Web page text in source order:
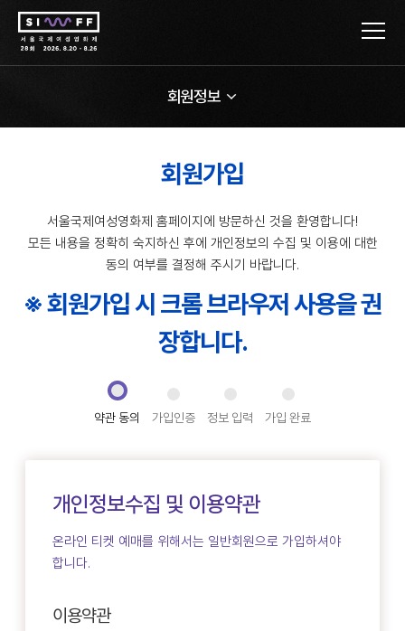
회원정보
회원가입
서울국제여성영화제 홈페이지에 방문하신 것을 환영합니다!
모든 내용을 정확히 숙지하신 후에 개인정보의 수집 및 이용에 대한
동의 여부를 결정해 주시기 바랍니다.
※ 회원가입 시 크롬 브라우저 사용을 권
장합니다.
약관 동의 가입인증 정보 입력 가입 완료
개인정보수집 및 이용약관
온라인 티켓 예매를 위해서는 일반회원으로 가입하셔야
합니다.
이용약관